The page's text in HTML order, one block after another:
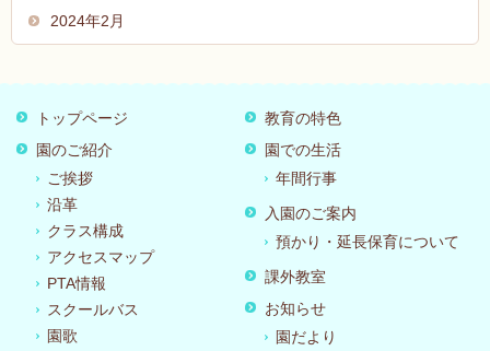
2024年2月
トップページ
園のご紹介
ご挨拶
沿革
クラス構成
アクセスマップ
PTA情報
スクールバス
園歌
教育の特色
園での生活
年間行事
入園のご案内
預かり・延長保育について
課外教室
お知らせ
園だより